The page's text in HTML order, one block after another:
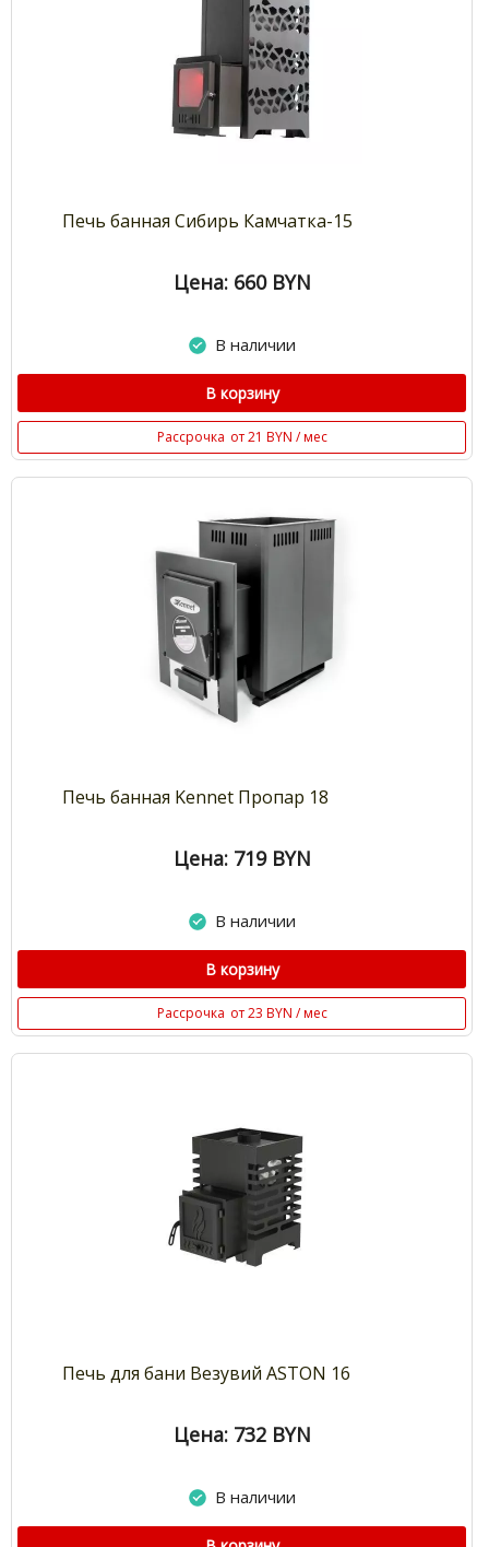
Печь банная Сибирь Камчатка-15
Цена: 660 BYN
В наличии
В корзину
Рассрочка от 21 BYN / мес
Печь банная Kennet Пропар 18
Цена: 719 BYN
В наличии
В корзину
Рассрочка от 23 BYN / мес
Печь для бани Везувий ASTON 16
Цена: 732 BYN
В наличии